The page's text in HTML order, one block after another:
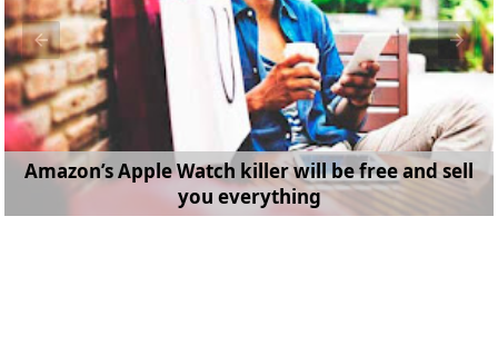
Amazon’s Apple Watch killer will be free and sell
you everything